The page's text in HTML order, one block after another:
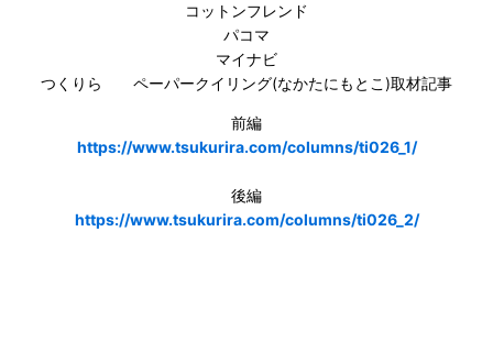
コットンフレンド
パコマ
マイナビ
つくりら ペーパークイリング(なかたにもとこ)取材記事
前編
https://www.tsukurira.com/columns/ti026_1/
後編
https://www.tsukurira.com/columns/ti026_2/